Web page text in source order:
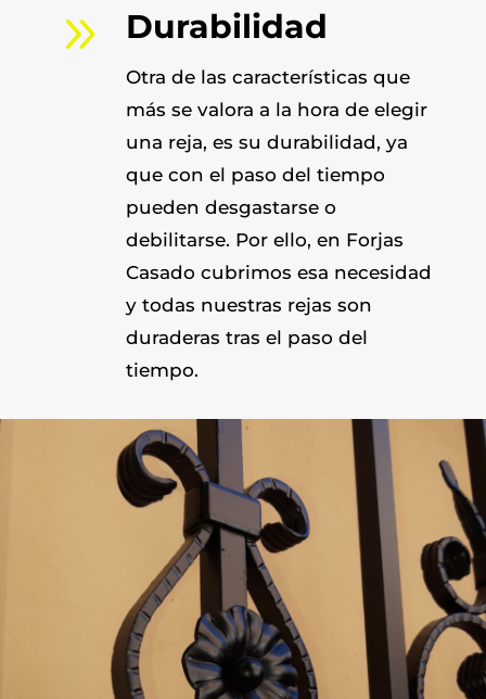
9 Durabilidad
Otra de las características que
más se valora a la hora de elegir
una reja, es su durabilidad, ya
que con el paso del tiempo
pueden desgastarse o
debilitarse. Por ello, en Forjas
Casado cubrimos esa necesidad
y todas nuestras rejas son
duraderas tras el paso del
tiempo.